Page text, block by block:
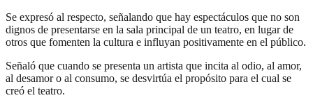
Se expresó al respecto, señalando que hay espectáculos que no son
dignos de presentarse en la sala principal de un teatro, en lugar de
otros que fomenten la cultura e influyan positivamente en el público.
Señaló que cuando se presenta un artista que incita al odio, al amor,
al desamor o al consumo, se desvirtúa el propósito para el cual se
creó el teatro.